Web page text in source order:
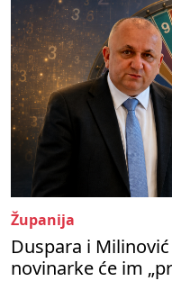
Županija
Duspara i
novinarke će im